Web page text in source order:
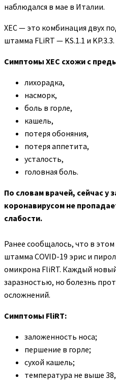
наблюдался в мае в Италии.
XEC — это комбинация двух
штамма FLiRT — KS.1.1 и KP.3.3.
Симптомы ХЕС схожи с
лихорадка,
насморк,
боль в горле,
кашель,
потеря обоняния,
потеря аппетита,
усталость,
головная боль.
По словам врачей, сейчас у
коронавирусом не
слабости.
Ранее сообщалось, что в
штамма COVID-19 эрис и
омикрона FliRT. Каждый
заразностью, но болезнь
осложнений.
Симптомы FliRT:
заложенность носа;
першение в горле;
сухой кашель;
температура не выше